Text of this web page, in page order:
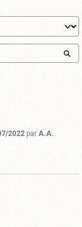
2022 par A.A.